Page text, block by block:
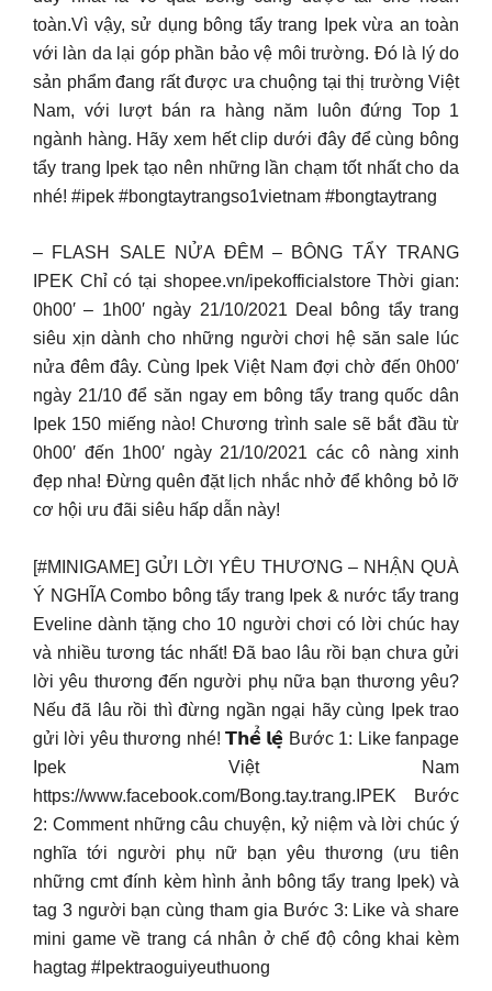
toàn.Vì vậy, sử dụng bông tẩy trang Ipek vừa an toàn
với làn da lại góp phần bảo vệ môi trường. Đó là lý do
sản phẩm đang rất được ưa chuộng tại thị trường Việt
Nam, với lượt bán ra hàng năm luôn đứng Top 1
ngành hàng. Hãy xem hết clip dưới đây để cùng bông
tẩy trang Ipek tạo nên những lần chạm tốt nhất cho da
nhé! #ipek #bongtaytrangso1vietnam #bongtaytrang
– FLASH SALE NỬA ĐÊM – BÔNG TẨY TRANG
IPEK Chỉ có tại shopee.vn/ipekofficialstore Thời gian:
0h00′ – 1h00′ ngày 21/10/2021 Deal bông tẩy trang
siêu xịn dành cho những người chơi hệ săn sale lúc
nửa đêm đây. Cùng Ipek Việt Nam đợi chờ đến 0h00′
ngày 21/10 để săn ngay em bông tẩy trang quốc dân
Ipek 150 miếng nào! Chương trình sale sẽ bắt đầu từ
0h00′ đến 1h00′ ngày 21/10/2021 các cô nàng xinh
đẹp nha! Đừng quên đặt lịch nhắc nhở để không bỏ lỡ
cơ hội ưu đãi siêu hấp dẫn này!
[#MINIGAME] GỬI LỜI YÊU THƯƠNG – NHẬN QUÀ
Ý NGHĨA Combo bông tẩy trang Ipek & nước tẩy trang
Eveline dành tặng cho 10 người chơi có lời chúc hay
và nhiều tương tác nhất! Đã bao lâu rồi bạn chưa gửi
lời yêu thương đến người phụ nữa bạn thương yêu?
Nếu đã lâu rồi thì đừng ngần ngại hãy cùng Ipek trao
gửi lời yêu thương nhé! 𝗧𝗵𝗲̂̉ 𝗹𝗲̣̂ Bước 1: Like fanpage
Ipek Việt Nam
https://www.facebook.com/Bong.tay.trang.IPEK Bước
2: Comment những câu chuyện, kỷ niệm và lời chúc ý
nghĩa tới người phụ nữ bạn yêu thương (ưu tiên
những cmt đính kèm hình ảnh bông tẩy trang Ipek) và
tag 3 người bạn cùng tham gia Bước 3: Like và share
mini game về trang cá nhân ở chế độ công khai kèm
hagtag #Ipektraoguiyeuthuong